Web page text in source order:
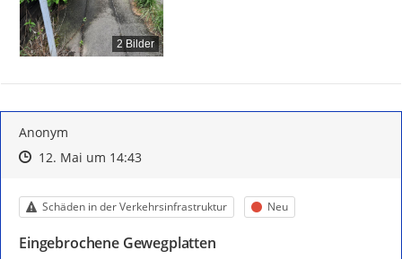
2 Bilder
Anonym
Zeitpunkt des Erstellens
Zeitpunkt des Erstellens
12. Mai um 14:43Zur Äußerung
Kategorie
Schäden in der Verkehrsinfrastruktur Status
Neu
Eingebrochene Gewegplatten